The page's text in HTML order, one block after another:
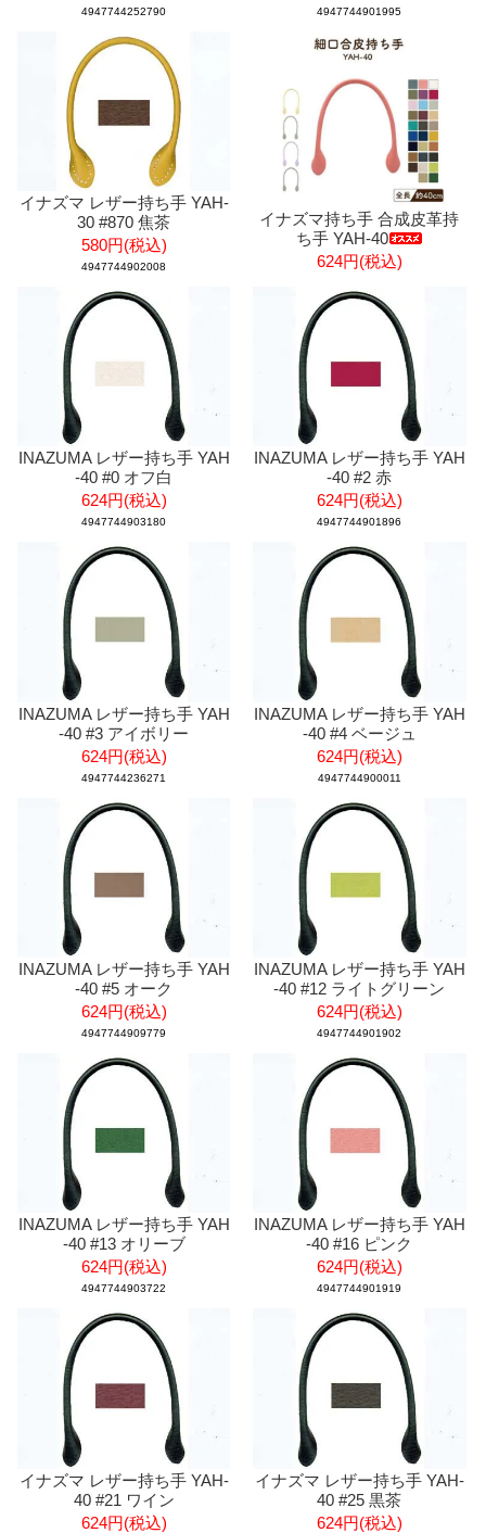
4947744252790 4947744901995
イナズマ レザー持ち手 YAH-
30 #870 焦茶
580円(税込)
4947744902008
イナズマ持ち手 合成皮革持
ち手 YAH-40
624円(税込)
INAZUMA レザー持ち手 YAH
-40 #0 オフ白
624円(税込)
4947744903180
INAZUMA レザー持ち手 YAH
-40 #2 赤
624円(税込)
4947744901896
INAZUMA レザー持ち手 YAH
-40 #3 アイボリー
624円(税込)
4947744236271
INAZUMA レザー持ち手 YAH
-40 #4 ベージュ
624円(税込)
4947744900011
INAZUMA レザー持ち手 YAH
-40 #5 オーク
624円(税込)
4947744909779
INAZUMA レザー持ち手 YAH
-40 #12 ライトグリーン
624円(税込)
4947744901902
INAZUMA レザー持ち手 YAH
-40 #13 オリーブ
624円(税込)
4947744903722
INAZUMA レザー持ち手 YAH
-40 #16 ピンク
624円(税込)
4947744901919
イナズマ レザー持ち手 YAH-
40 #21 ワイン
624円(税込)
イナズマ レザー持ち手 YAH-
40 #25 黒茶
624円(税込)